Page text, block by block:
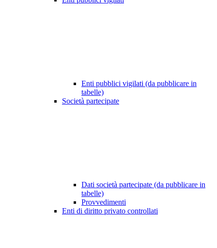
Enti pubblici vigilati (da pubblicare in
tabelle)
Società partecipate
Dati società partecipate (da pubblicare in
tabelle)
Provvedimenti
Enti di diritto privato controllati